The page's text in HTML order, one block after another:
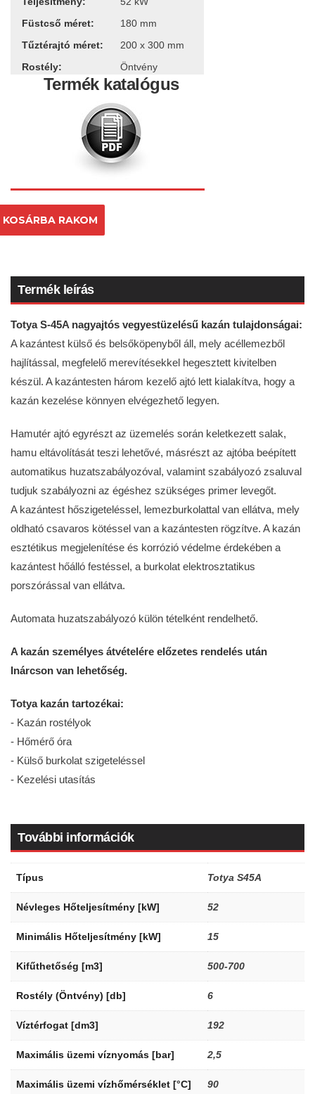
Füstcső méret:
180 mm
Tűztérajtó méret:
200 x 300 mm
Rostély:
Öntvény
Termék katalógus
KOSÁRBA RAKOM
Termék leírás
Totya S-45A nagyajtós vegyestüzelésű kazán tulajdonságai:
A kazántest külső és belsőköpenyből áll, mely acéllemezből
hajlítással, megfelelő merevítésekkel hegesztett kivitelben
készül. A kazántesten három kezelő ajtó lett kialakítva, hogy a
kazán kezelése könnyen elvégezhető legyen.
Hamutér ajtó egyrészt az üzemelés során keletkezett salak,
hamu eltávolítását teszi lehetővé, másrészt az ajtóba beépített
automatikus huzatszabályozóval, valamint szabályozó zsaluval
tudjuk szabályozni az égéshez szükséges primer levegőt.
A kazántest hőszigeteléssel, lemezburkolattal van ellátva, mely
oldható csavaros kötéssel van a kazántesten rögzítve. A kazán
esztétikus megjelenítése és korrózió védelme érdekében a
kazántest hőálló festéssel, a burkolat elektrosztatikus
porszórással van ellátva.
Automata huzatszabályozó külön tételként rendelhető.
A kazán személyes átvételére előzetes rendelés után
Inárcson van lehetőség.
Totya kazán tartozékai:
- Kazán rostélyok
- Hőmérő óra
- Külső burkolat szigeteléssel
- Kezelési utasítás
További információk
Típus Totya S45A
Névleges Hőteljesítmény [kW] 52
Minimális Hőteljesítmény [kW] 15
Kifűthetőség [m3] 500-700
Rostély (Öntvény) [db] 6
Víztérfogat [dm3] 192
Maximális üzemi víznyomás [bar] 2,5
Maximális üzemi vízhőmérséklet [°C] 90